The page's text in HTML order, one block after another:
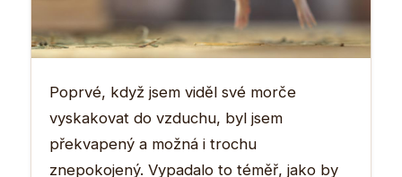
Poprvé, když jsem viděl své morče
vyskakovat do vzduchu, byl jsem
překvapený a možná i trochu
znepokojený. Vypadalo to téměř, jako by